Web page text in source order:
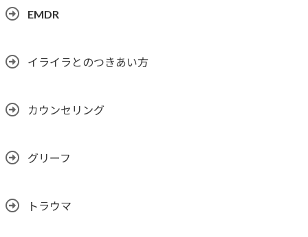
EMDR
イライラとのつきあい方
カウンセリング
グリーフ
トラウマ